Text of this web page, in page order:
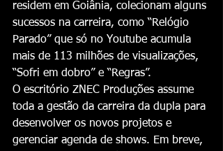
residem em Goiânia, colecionam alguns
sucessos na carreira, como “Relógio
Parado” que só no Youtube acumula
mais de 113 milhões de visualizações,
“Sofri em dobro” e “Regras”.
O escritório ZNEC Produções assume
toda a gestão da carreira da dupla para
desenvolver os novos projetos e
gerenciar agenda de shows. Em breve,